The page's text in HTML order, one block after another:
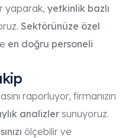
yaparak, yetkinlik bazlı
Sektörünüze özel
en doğru personeli
raporluyor, firmanızın
analizlersunuyoruz.
ölçebilir ve